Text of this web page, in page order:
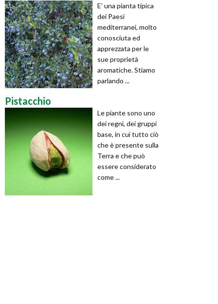
E’ una pianta tipica
dei Paesi
mediterranei, molto
conosciuta ed
apprezzata per le
sue proprietà
aromatiche. Stiamo
parlando ...
Pistacchio
Le piante sono uno
dei regni, dei gruppi
base, in cui tutto ciò
che è presente sulla
Terra e che può
essere considerato
come ...